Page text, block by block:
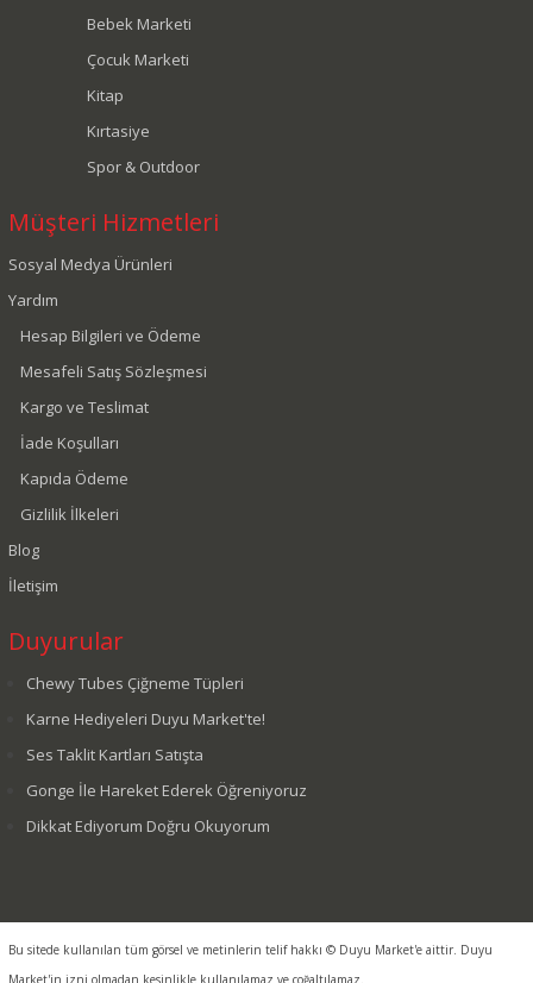
Bebek Marketi
Çocuk Marketi
Kitap
Kırtasiye
Spor & Outdoor
Müşteri Hizmetleri
Sosyal Medya Ürünleri
Yardım
Hesap Bilgileri ve Ödeme
Mesafeli Satış Sözleşmesi
Kargo ve Teslimat
İade Koşulları
Kapıda Ödeme
Gizlilik İlkeleri
Blog
İletişim
Duyurular
Chewy Tubes Çiğneme Tüpleri
Karne Hediyeleri Duyu Market'te!
Ses Taklit Kartları Satışta
Gonge İle Hareket Ederek Öğreniyoruz
Dikkat Ediyorum Doğru Okuyorum
Bu sitede kullanılan tüm görsel ve metinlerin telif hakkı © Duyu Market'e aittir. Duyu